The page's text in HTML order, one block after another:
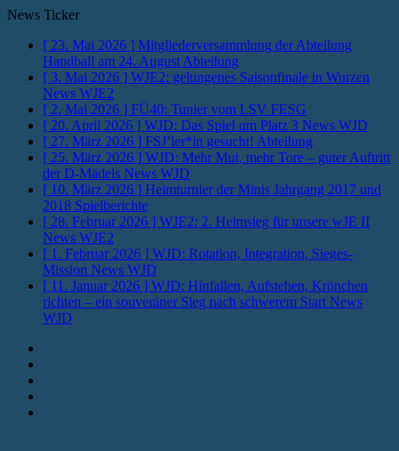
News Ticker
[ 23. Mai 2026 ] Mitgliederversammlung der Abteilung
Handball am 24. August Abteilung
[ 3. Mai 2026 ] WJE2: gelungenes Saisonfinale in Wurzen
News WJE2
[ 2. Mai 2026 ] FÜ40: Tunier vom LSV FESG
[ 20. April 2026 ] WJD: Das Spiel um Platz 3 News WJD
[ 27. März 2026 ] FSJ’ler*in gesucht! Abteilung
[ 25. März 2026 ] WJD: Mehr Mut, mehr Tore – guter Auftritt
der D-Mädels News WJD
[ 10. März 2026 ] Heimturnier der Minis Jahrgang 2017 und
2018 Spielberichte
[ 28. Februar 2026 ] WJE2: 2. Heimsieg für unsere wJE II
News WJE2
[ 1. Februar 2026 ] WJD: Rotation, Integration, Sieges-
Mission News WJD
[ 11. Januar 2026 ] WJD: Hinfallen, Aufstehen, Krönchen
richten – ein souveräner Sieg nach schwerem Start News
WJD